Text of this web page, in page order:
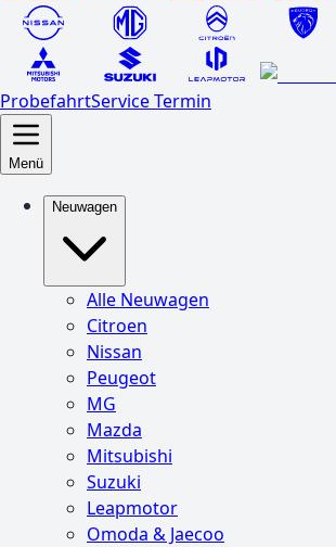
ProbefahrtService Termin
Menü
Neuwagen
Alle Neuwagen
Citroen
Nissan
Peugeot
MG
Mazda
Mitsubishi
Suzuki
Leapmotor
Omoda & Jaecoo